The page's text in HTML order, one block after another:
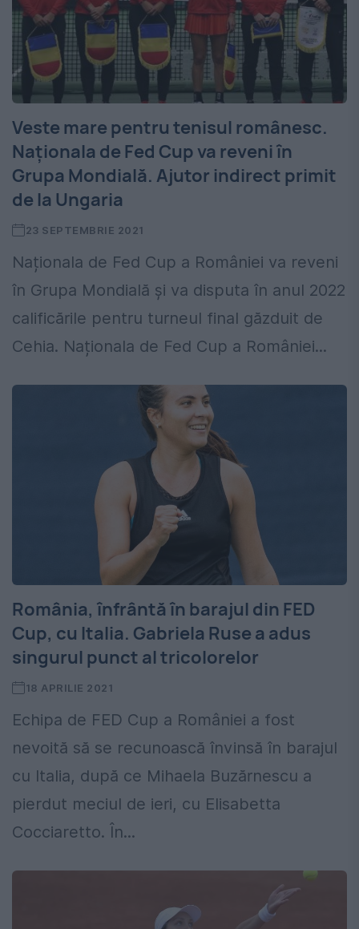
Veste mare pentru tenisul românesc.
Naționala de Fed Cup va reveni în
Grupa Mondială. Ajutor indirect primit
de la Ungaria
23 SEPTEMBRIE 2021
Naționala de Fed Cup a României va reveni
în Grupa Mondială și va disputa în anul 2022
calificările pentru turneul final găzduit de
Cehia. Naționala de Fed Cup a României...
România, înfrântă în barajul din FED
Cup, cu Italia. Gabriela Ruse a adus
singurul punct al tricolorelor
18 APRILIE 2021
Echipa de FED Cup a României a fost
nevoită să se recunoască învinsă în barajul
cu Italia, după ce Mihaela Buzărnescu a
pierdut meciul de ieri, cu Elisabetta
Cocciaretto. În...